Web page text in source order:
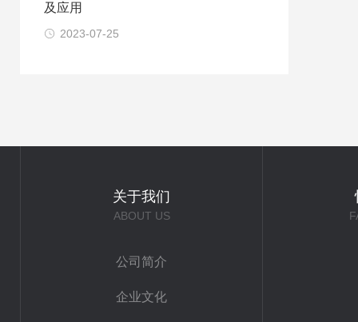
及应用
2023-07-25
关于我们
ABOUT US
公司简介
企业文化